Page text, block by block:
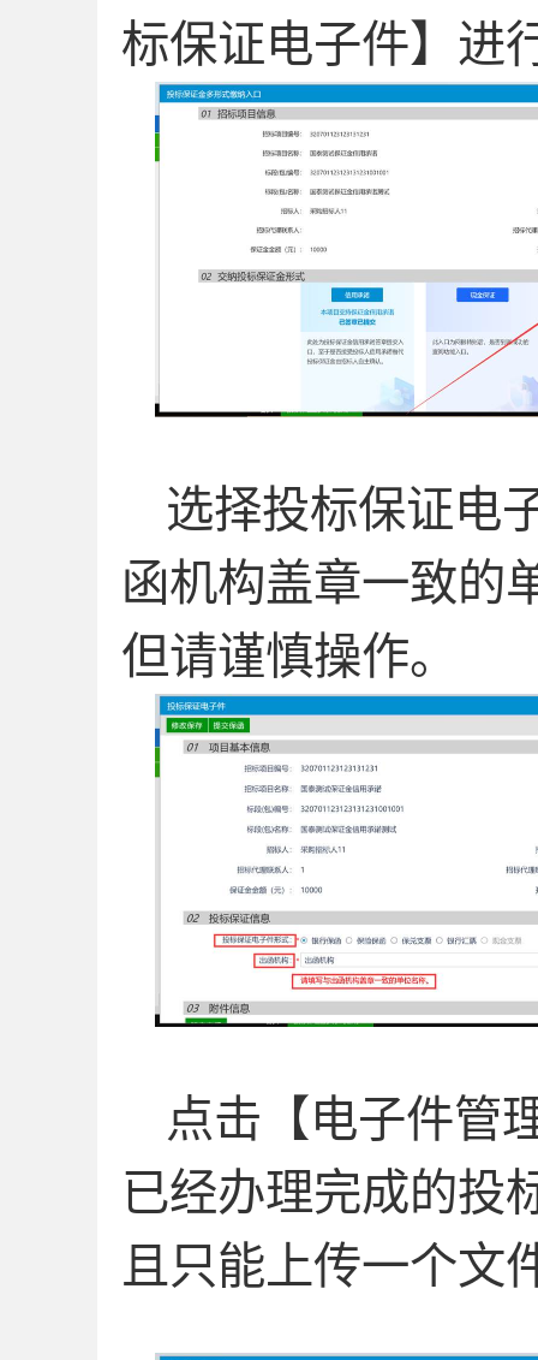
标保证电子件】进
选择投标保证电
函机构盖章一致的
但请谨慎操作。
点击【电子件管
已经办理完成的投
且只能上传一个文